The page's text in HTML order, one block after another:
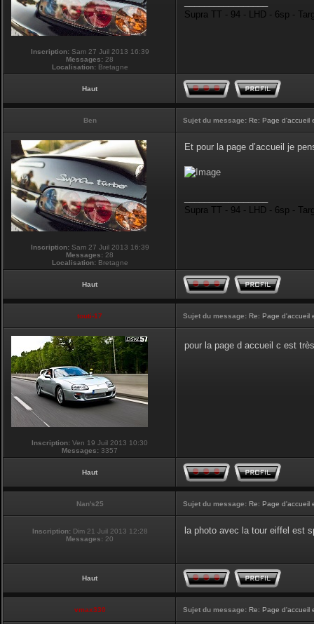
Inscription:Sam 27 Juil 2013 16:39
Messages: 28
Localisation:Bretagne
Supra TT - 94 - LHD - 6sp -
Haut
Ben Sujet du message: Re: Page d'accueil
Inscription:Sam 27 Juil 2013 16:39
Messages: 28
Localisation:Bretagne
Et pour la page d’accueil je
Supra TT - 94 - LHD - 6sp -
Haut
touti-17 Sujet du message: Re: Page d'accueil
Inscription: Ven 19 Juil 2013 10:30
Messages: 3357
pour la page d accueil c est
Haut
Nan's25 Sujet du message: Re: Page d'accueil
Inscription: Dim 21 Juil 2013 12:28
Messages: 20
la photo avec la tour eiffel est
Haut
vmax330 Sujet du message: Re: Page d'accueil